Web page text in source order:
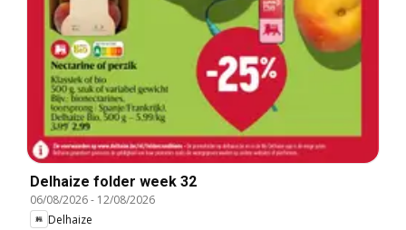
Delhaize folder week 32
06/08/2026- 12/08/2026
Delhaize